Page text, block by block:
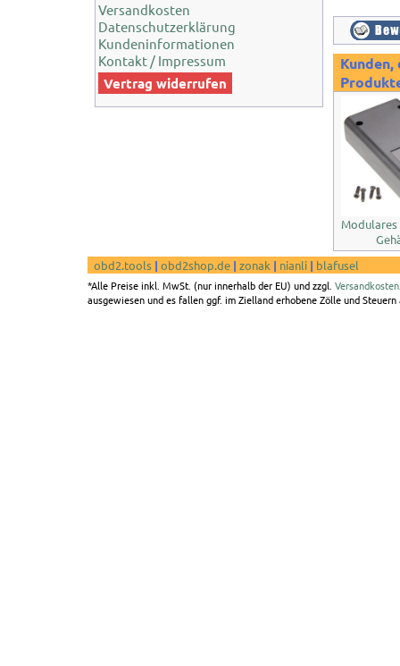
Versandkosten
Datenschutzerklärung
Kundeninformationen
Kontakt / Impressum
Vertrag widerrufen
Modulares
obd2.tools | obd2shop.de | zonak | nianli | blafusel
*Alle Preise inkl. MwSt. (nur innerhalb der EU) und zzgl. Versandkosten
ausgewiesen und es fallen ggf. im Zielland erhobene Zölle und